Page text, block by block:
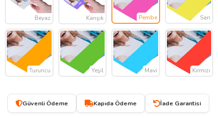
Beyaz Karışık Pembe Sarı
Turuncu Yeşil Mavi Kırmızı
Güvenli Ödeme Kapıda Ödeme İade Garantisi